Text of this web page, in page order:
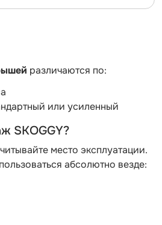
различаются по:
или усиленный
SKOGGY?
место эксплуатации.
абсолютно везде: